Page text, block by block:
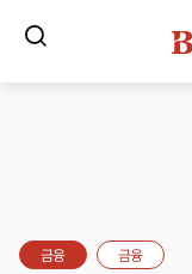
금융 금융